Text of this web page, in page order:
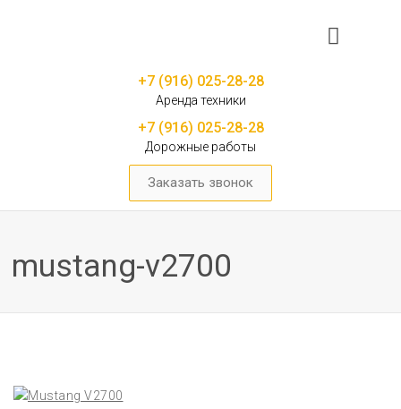
+7 (916) 025-28-28
Аренда техники
+7 (916) 025-28-28
Дорожные работы
Заказать звонок
mustang-v2700